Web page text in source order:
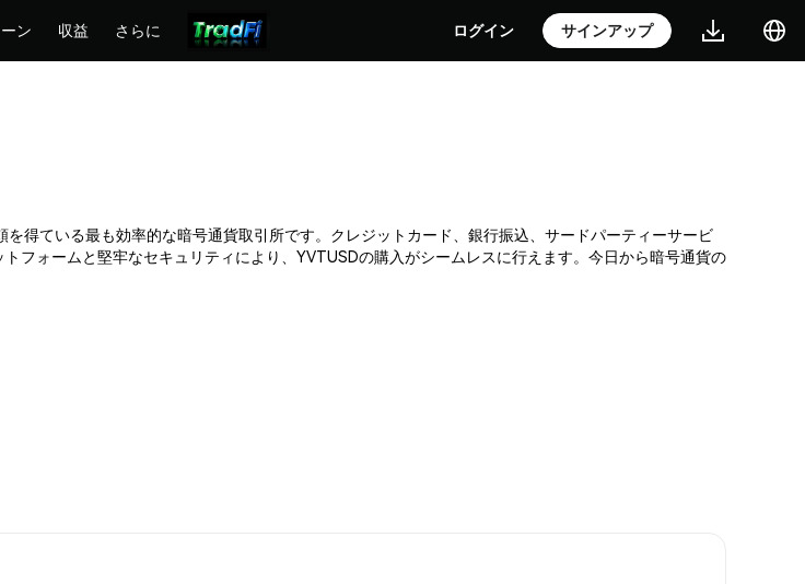
ン 収益 さらに ログイン サインアップ
得ている最も効率的な暗号通貨取引所です。クレジットカード、銀行振込、サードパーティーサービ
フォームと堅牢なセキュリティにより、YVTUSDの購入がシームレスに行えます。今日から暗号通貨の